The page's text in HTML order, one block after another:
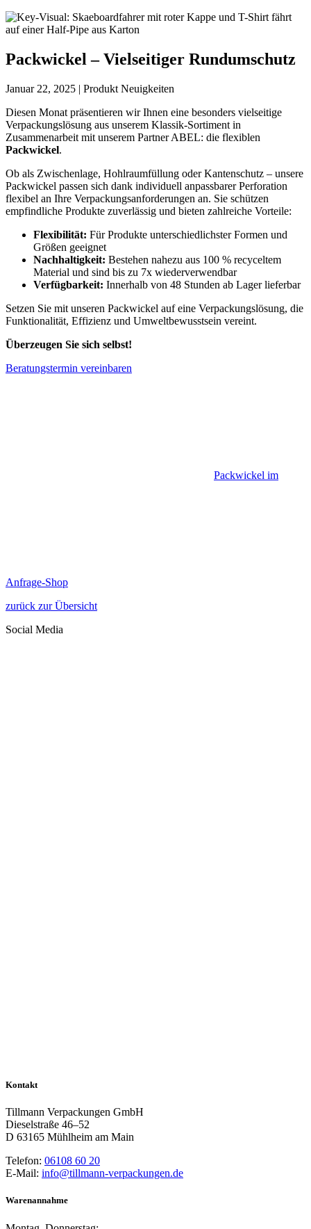
Packwickel – Vielseitiger Rundumschutz
Januar 22, 2025 | Produkt Neuigkeiten
Diesen Monat präsentieren wir Ihnen eine besonders vielseitige
Verpackungslösung aus unserem Klassik-Sortiment in
Zusammenarbeit mit unserem Partner ABEL: die flexiblen
Packwickel.
Ob als Zwischenlage, Hohlraumfüllung oder Kantenschutz – unsere
Packwickel passen sich dank individuell anpassbarer Perforation
flexibel an Ihre Verpackungsanforderungen an. Sie schützen
empfindliche Produkte zuverlässig und bieten zahlreiche Vorteile:
Flexibilität: Für Produkte unterschiedlichster Formen und
Größen geeignet
Nachhaltigkeit: Bestehen nahezu aus 100 % recyceltem
Material und sind bis zu 7x wie­der­ver­wend­bar
Verfügbarkeit: Innerhalb von 48 Stunden ab Lager lieferbar
Setzen Sie mit unseren Packwickel auf eine Verpackungslösung, die
Funktionalität, Effizienz und Umweltbewusstsein vereint.
Überzeugen Sie sich selbst!
Beratungstermin vereinbaren
Packwickel im
Anfrage-Shop
zurück zur Übersicht
Social Media
Kontakt
Tillmann Verpackungen GmbH
Dieselstraße 46–52
D 63165 Mühlheim am Main
Telefon: 06108 60 20
E-Mail: info@tillmann-verpackungen.de
Warenannahme